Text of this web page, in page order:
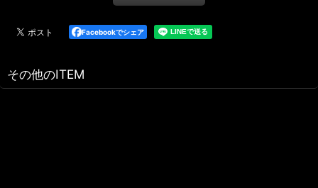
Facebookでシェア
その他のITEM